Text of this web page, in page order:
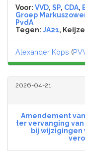
Voor: VVD, SP, CDA,
Groep
PvdA
Tegen: JA21,
Alexander Kops (
2026-04-21
Amendement
ter vervanging
bij wijzigingen